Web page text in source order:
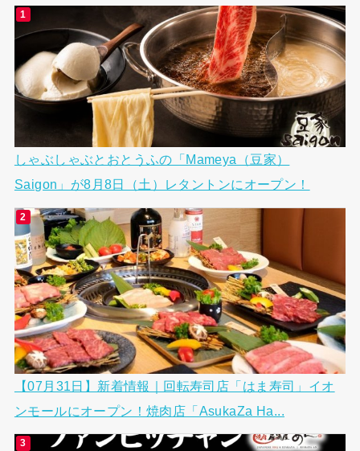
しゃぶしゃぶとおとうふの「Mameya（豆家）
Saigon」が8月8日（土）レタントンにオープン！
【07月31日】新着情報｜回転寿司店「はま寿司」イオ
ンモールにオープン！焼肉店「AsukaZa Ha...